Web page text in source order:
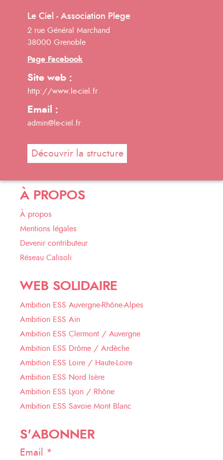
Le Ciel - Association Plege
2 rue Général Marchand
38000 Grenoble
Page Facebook
Site web :
http://www.le-ciel.fr
Email :
admin@le-ciel.fr
Découvrir la structure
À PROPOS
À propos
Mentions légales
Devenir contributeur
Réseau Calisoli
WEB SOLIDAIRE
Ambition ESS Auvergne-Rhône-Alpes
Ambition ESS Ain
Ambition ESS Clermont / Auvergne
Ambition ESS Drôme / Ardèche
Ambition ESS Loire / Haute-Loire
Ambition ESS Nord Isère
Ambition ESS Lyon / Rhône
Ambition ESS Savoie Mont Blanc
S'ABONNER
Email *